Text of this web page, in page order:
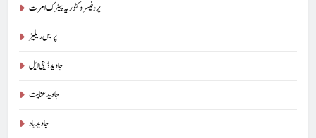
پروفیسر وکٹوریہ پیٹرک امرت
پریس ریلیز
جاوید ڈینی ایل
جاوید عنایت
جاوید یاد